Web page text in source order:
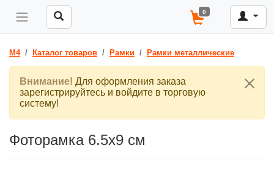
0
M4 Каталог товаров Рамки Рамки металлические
Внимание! Для оформления заказа
зарегистрируйтесь и войдите в торговую
систему!
Фоторамка 6.5х9 см